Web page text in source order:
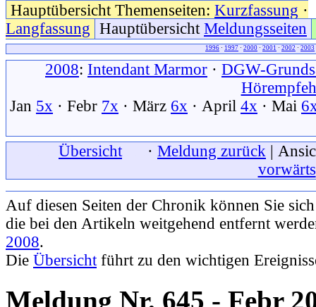
Hauptübersicht Themenseiten: Kurzfassung ·
Langfassung Hauptübersicht Meldungsseiten
1996 · 1997 · 2000 · 2001 · 2002 · 2003
2008: Intendant Marmor · DGW-
Jan 5x · Febr 7x · März 6x · April 4x · Mai
Übersicht · Meldung zurück |
vorwärts
Auf diesen Seiten der Chronik können Sie
die bei den Artikeln weitgehend entfernt
2008.
Die Übersicht führt zu den wichtigen
Meldung Nr. 645 - Febr